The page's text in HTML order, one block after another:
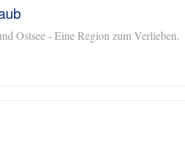
Ostsee - Eine Region zum Verlieben.